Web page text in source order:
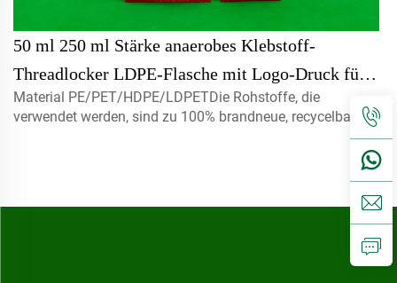
50 ml 250 ml Stärke anaerobes Klebstoff-
Threadlocker LDPE-Flasche mit Logo-Druck für
chemische Verwendung Dichtung Typ PE-Material
Material PE/PET/HDPE/LDPETDie Rohstoffe, die
verwendet werden, sind zu 100% brandneue, recycelbare,
Lebensmittelverpackungen erhältlich.Volumen5ml 10ml
15ml Kontaktieren Sie uns für benutzerdefinierte Kapmist-